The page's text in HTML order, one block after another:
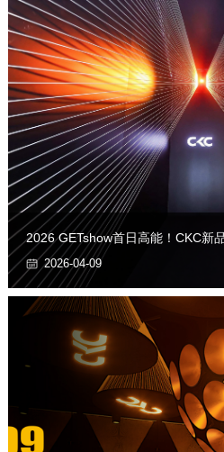
2026 GETshow首日高能！CKC新
2026-04-09